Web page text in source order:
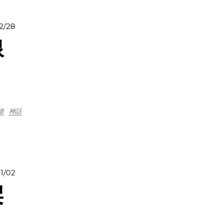
28
神話
02